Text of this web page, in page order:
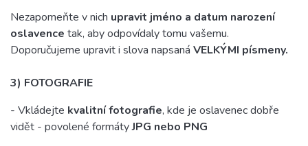
Nezapomeňte v nich upravit jméno a datum narození
oslavence tak, aby odpovídaly tomu vašemu.
Doporučujeme upravit i slova napsaná VELKÝMI písmeny.
3) FOTOGRAFIE
- Vkládejte kvalitní fotografie, kde je oslavenec dobře
vidět - povolené formátyJPG nebo PNG